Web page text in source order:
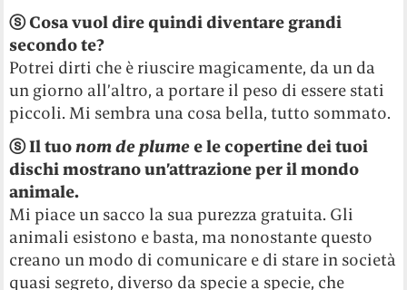
ⓢCosa vuol dire quindi diventare grandi
secondo te?
Potrei dirti che è riuscire magicamente, da un da
un giorno all’altro, a portare il peso di essere stati
piccoli. Mi sembra una cosa bella, tutto sommato.
ⓢIl tuonom de plumee le copertine dei tuoi
dischi mostrano un’attrazione per il mondo
animale.
Mi piace un sacco la sua purezza gratuita. Gli
animali esistono e basta, ma nonostante questo
creano un modo di comunicare e di stare in società
quasi segreto, diverso da specie a specie, che